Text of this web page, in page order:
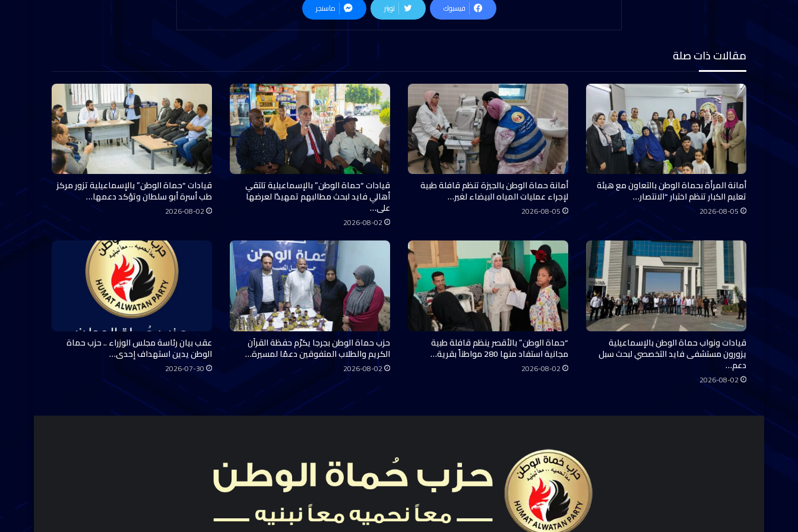
فيسبوك تويتر ماسنجر
مقالات ذات صلة
أمانة المرأة بحماة الوطن بالتعاون مع هيئة
تعليم الكبار تنظم اختبار “الانتصار…
2026-08-05
أمانة حماة الوطن بالجيزة تنظم قافلة طبية
لإجراء عمليات المياه البيضاء لغير…
2026-08-05
قيادات “حماة الوطن” بالإسماعيلية تلتقي
أهالي فايد لبحث مطالبهم تمهيدًا لعرضها
على…
2026-08-02
قيادات “حماة الوطن” بالإسماعيلية تزور مركز
طب أسرة أبو سلطان وتؤكد دعمها…
2026-08-02
قيادات ونواب حماة الوطن بالإسماعيلية
يزورون مستشفى فايد التخصصي لبحث سبل
دعم…
2026-08-02
“حماة الوطن” بالأقصر ينظم قافلة طبية
مجانية استفاد منها 280 مواطناً بقرية…
2026-08-02
حزب حماة الوطن بجرجا يكرّم حفظة القرآن
الكريم والطلاب المتفوقين دعمًا لمسيرة…
2026-08-02
عقب بيان رئاسة مجلس الوزراء .. حزب حماة
الوطن يدين استهداف إحدى…
2026-07-30